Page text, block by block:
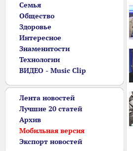
Семья
Общество
Здоровье
Интересное
Знаменитости
Технологии
ВИДЕО - Music Clip
Лента новостей
Лучшие 20 статей
Архив
Мобильная версия
Экспорт новостей